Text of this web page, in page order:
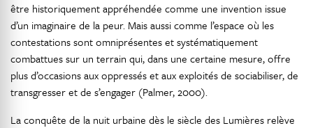
être historiquement appréhendée comme une invention issue
d’un imaginaire de la peur. Mais aussi comme l’espace où les
contestations sont omniprésentes et systématiquement
combattues sur un terrain qui, dans une certaine mesure, offre
plus d’occasions aux oppressés et aux exploités de sociabiliser, de
transgresser et de s’engager (Palmer, 2000).
La conquête de la nuit urbaine dès le siècle des Lumières relève